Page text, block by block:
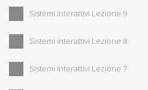
Sistemi interattivi Lezione 9
Sistemi interattivi Lezione 8
Sistemi interattivi Lezione 7